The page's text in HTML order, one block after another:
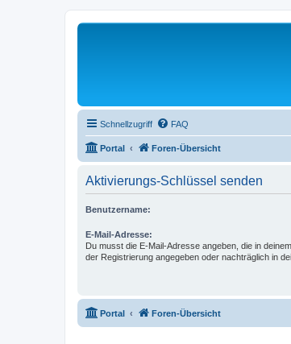
Schnellzugriff FAQ
Portal Foren-Übersicht
Aktivierungs-Schlüssel senden
Benutzername:
E-Mail-Adresse:
Du musst die E-Mail-Adresse angeben, die in
der Registrierung angegeben oder nachträglich in
Portal Foren-Übersicht